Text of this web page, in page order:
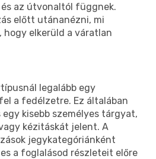
az útvonaltól függnek.
előtt utánanézni, mi
hogy elkerüld a váratlan
legalább egy
a fedélzetre. Ez általában
kisebb személyes tárgyat,
kézitáskát jelent. A
jegykategóriánként
a foglalásod részleteit előre